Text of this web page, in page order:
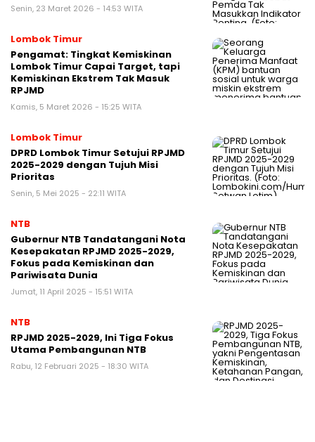
Senin, 23 Maret 2026 - 14:53 WITA
Lombok Timur
Pengamat: Tingkat Kemiskinan
Lombok Timur Capai Target, tapi
Kemiskinan Ekstrem Tak Masuk
RPJMD
Kamis, 5 Maret 2026 - 15:25 WITA
Lombok Timur
DPRD Lombok Timur Setujui RPJMD
2025-2029 dengan Tujuh Misi
Prioritas
Senin, 5 Mei 2025 - 22:11 WITA
NTB
Gubernur NTB Tandatangani Nota
Kesepakatan RPJMD 2025-2029,
Fokus pada Kemiskinan dan
Pariwisata Dunia
Jumat, 11 April 2025 - 15:51 WITA
NTB
RPJMD 2025-2029, Ini Tiga Fokus
Utama Pembangunan NTB
Rabu, 12 Februari 2025 - 18:30 WITA